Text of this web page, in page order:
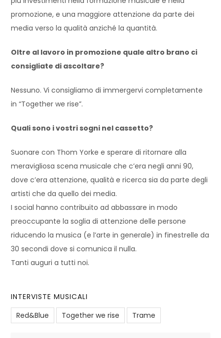
promozione, e una maggiore attenzione da parte dei
media verso la qualità anziché la quantità.
Oltre al lavoro in promozione quale altro brano ci
consigliate di ascoltare?
Nessuno. Vi consigliamo di immergervi completamente
in “Together we rise”.
Quali sono i vostri sogni nel cassetto?
Suonare con Thom Yorke e sperare di ritornare alla
meravigliosa scena musicale che c’era negli anni 90,
dove c’era attenzione, qualità e ricerca sia da parte degli
artisti che da quello dei media.
I social hanno contribuito ad abbassare in modo
preoccupante la soglia di attenzione delle persone
riducendo la musica (e l’arte in generale) in finestrelle da
30 secondi dove si comunica il nulla.
Tanti auguri a tutti noi.
INTERVISTE MUSICALI
Red&Blue
Together we rise Trame